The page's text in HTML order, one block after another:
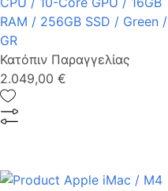
RAM / 256GB SSD / Green /
GR
Κατόπιν Παραγγελίας
2.049,00 €